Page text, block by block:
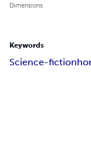
Dimensions
Keywords
Science-fiction